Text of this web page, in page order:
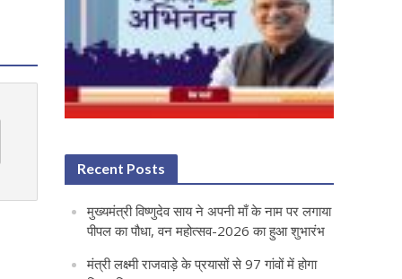
Recent Posts
मुख्यमंत्री विष्णुदेव साय ने अपनी माँ के नाम पर लगाया
पीपल का पौधा, वन महोत्सव-2026 का हुआ शुभारंभ
मंत्री लक्ष्मी राजवाड़े के प्रयासों से 97 गांवों में होगा